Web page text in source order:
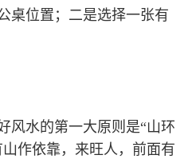
桌位置；二是选择一张有
风水的第一大原则是“山环
作依靠，来旺人，前面有